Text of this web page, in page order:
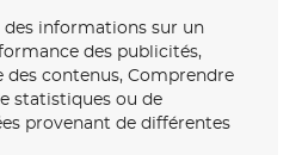
des informations sur un
des publicités,
des contenus, Comprendre
statistiques ou de
provenant de différentes